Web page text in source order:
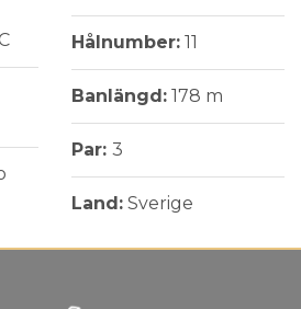
Hålnumber: 11
Banlängd: 178 m
Par: 3
Land: Sverige